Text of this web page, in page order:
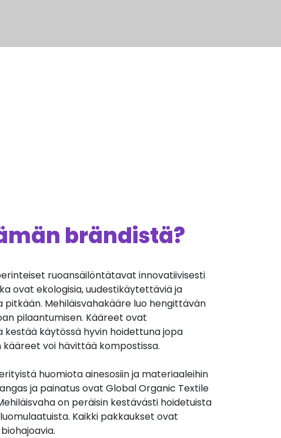
brändistä?
ruoansäilöntätavat innovatiivisesti
ovat ekologisia, uudestikäytettäviä ja
Mehiläisvahakääre luo hengittävän
pilaantumisen. Kääreet ovat
käytössä hyvin hoidettuna jopa
kääreet voi hävittää kompostissa.
huomiota ainesosiin ja materiaaleihin
ja painatus ovat Global Organic Textile
on peräisin kestävästi hoidetuista
Kaikki pakkaukset ovat